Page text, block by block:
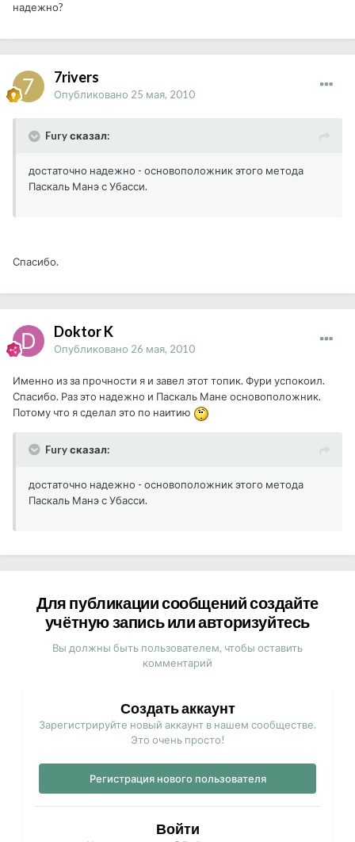
надежно?
7rivers
Опубликовано 25 мая, 2010
Fury сказал:
достаточно надежно - основоположник этого метода
Паскаль Манэ с Убасси.
Спасибо.
Doktor K
Опубликовано 26 мая, 2010
Именно из за прочности я и завел этот топик. Фури успокоил.
Спасибо. Раз это надежно и Паскаль Мане основоположник.
Потому что я сделал это по наитию
Fury сказал:
достаточно надежно - основоположник этого метода
Паскаль Манэ с Убасси.
Для публикации сообщений создайте
учётную запись или авторизуйтесь
Вы должны быть пользователем, чтобы оставить
комментарий
Создать аккаунт
Зарегистрируйте новый аккаунт в нашем сообществе.
Это очень просто!
Регистрация нового пользователя
Войти